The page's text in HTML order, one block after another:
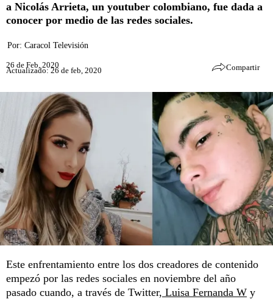
a Nicolás Arrieta, un youtuber colombiano, fue dada a
conocer por medio de las redes sociales.
Por: Caracol Televisión
26 de Feb, 2020
Actualizado: 26 de feb, 2020 Compartir
Este enfrentamiento entre los dos creadores de contenido
empezó por las redes sociales en noviembre del año
pasado cuando, a través de Twitter, Luisa Fernanda W y